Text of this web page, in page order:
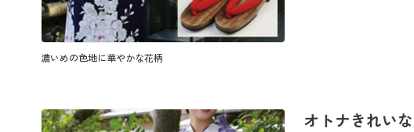
濃いめの色地に華やかな花柄
オトナきれい